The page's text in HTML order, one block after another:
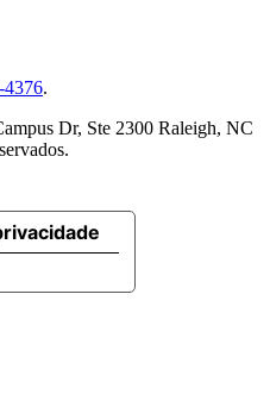
4376.
Dr, Ste 2300 Raleigh, NC